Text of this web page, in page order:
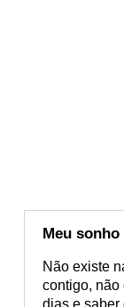
Meu sonho
Não existe
contigo, não
dias e saber